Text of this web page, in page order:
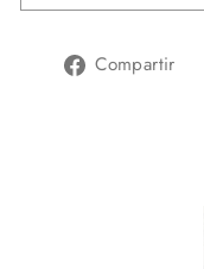
Compartir